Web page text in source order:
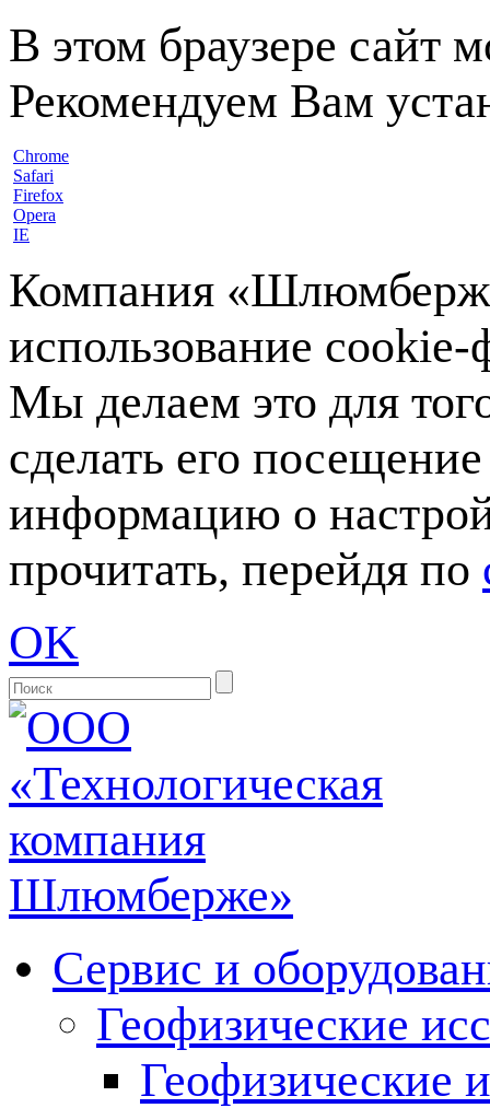
В этом браузере сайт
Рекомендуем Вам
Chrome
Safari
Firefox
Opera
IE
Компания
использование
Мы делаем это для
сделать его
информацию о
прочитать, перейдя по
OK
Сервис и
Геофизические
Геофизические